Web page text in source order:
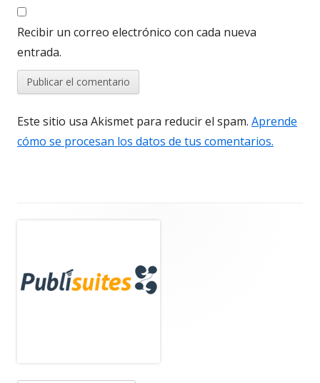
Recibir un correo electrónico con cada nueva
entrada.
Este sitio usa Akismet para reducir el spam. Aprende
cómo se procesan los datos de tus comentarios.
lateral
principal